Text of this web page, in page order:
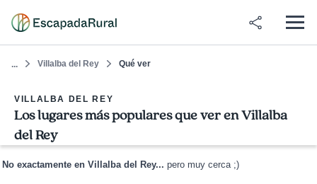
... Villalba del Rey Qué ver
VILLALBA DEL REY
Los lugares más populares que ver en Villalba
del Rey
No exactamente en Villalba del Rey... pero muy cerca ;)